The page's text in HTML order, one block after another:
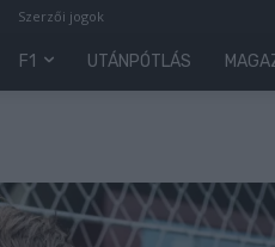
Szerzői jogok
F1 UTÁNPÓTLÁS